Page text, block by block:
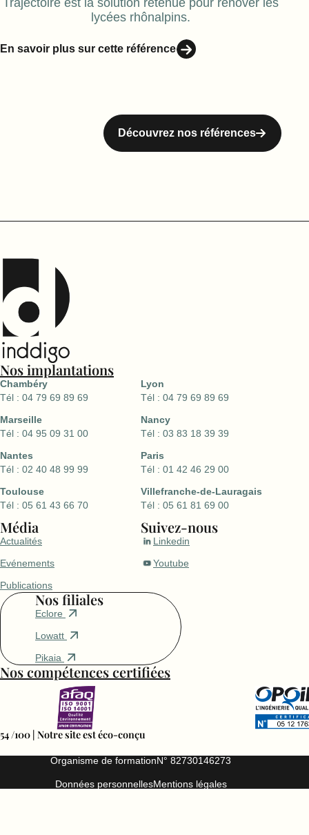
Découvrez nos références
lycées rhônalpins.
En savoir plus sur cette référence
Nos implantations
Chambéry
Tél : 04 79 69 89 69
Lyon
Tél : 04 79 69 89 69
Marseille
Tél : 04 95 09 31 00
Nancy
Tél : 03 83 18 39 39
Nantes
Tél : 02 40 48 99 99
Paris
Tél : 01 42 46 29 00
Toulouse
Tél : 05 61 43 66 70
Villefranche-de-Lauragais
Tél : 05 61 81 69 00
Média
Actualités
Evénements
Publications
Suivez-nous
Linkedin
Youtube
Nos filiales
Eclore
Lowatt
Pikaia
Nos compétences certifiées
54 /100 | Notre site est éco-conçu
Organisme de formationN° 82730146273
Données personnellesMentions légales